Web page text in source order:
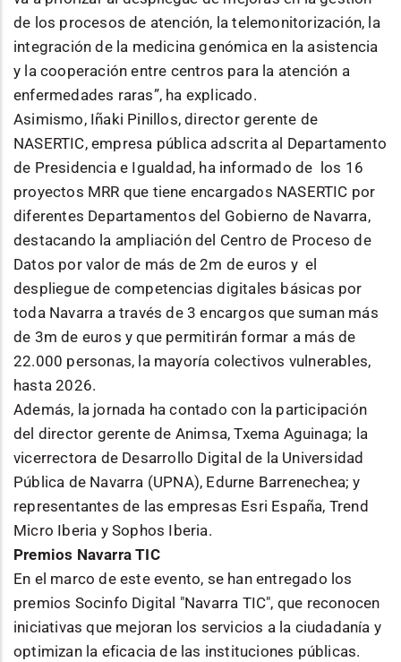
de los procesos de atención, la telemonitorización, la
integración de la medicina genómica en la asistencia
y la cooperación entre centros para la atención a
enfermedades raras”, ha explicado.
Asimismo, Iñaki Pinillos, director gerente de
NASERTIC, empresa pública adscrita al Departamento
de Presidencia e Igualdad, ha informado de los 16
proyectos MRR que tiene encargados NASERTIC por
diferentes Departamentos del Gobierno de Navarra,
destacando la ampliación del Centro de Proceso de
Datos por valor de más de 2m de euros y el
despliegue de competencias digitales básicas por
toda Navarra a través de 3 encargos que suman más
de 3m de euros y que permitirán formar a más de
22.000 personas, la mayoría colectivos vulnerables,
hasta 2026.
Además, la jornada ha contado con la participación
del director gerente de Animsa, Txema Aguinaga; la
vicerrectora de Desarrollo Digital de la Universidad
Pública de Navarra (UPNA), Edurne Barrenechea; y
representantes de las empresas Esri España, Trend
Micro Iberia y Sophos Iberia.
Premios Navarra TIC
En el marco de este evento, se han entregado los
premios Socinfo Digital "Navarra TIC", que reconocen
iniciativas que mejoran los servicios a la ciudadanía y
optimizan la eficacia de las instituciones públicas.